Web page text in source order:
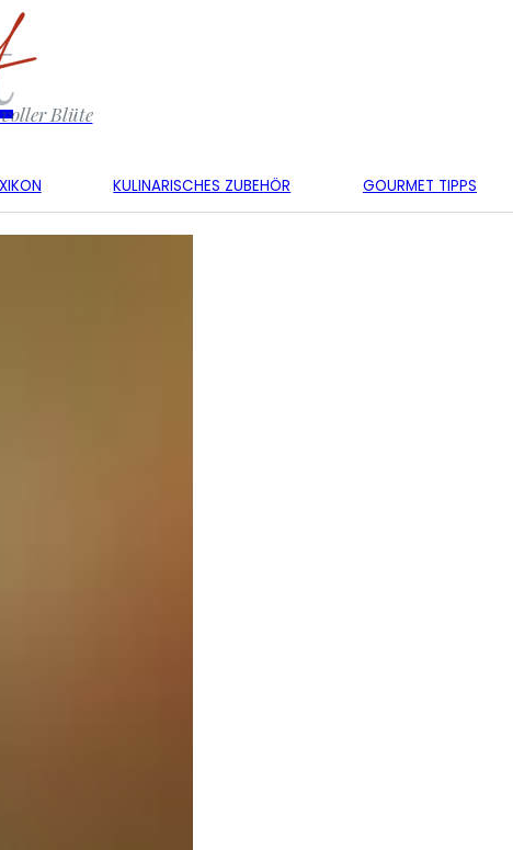
Blüte
KULINARISCHES ZUBEHÖR GOURMET TIPPS